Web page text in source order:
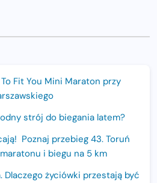
Fit You Mini Maraton przy
strój do biegania latem?
Poznaj przebieg 43. Toruń
i biegu na 5 km
Dlaczego życiówki przestają być